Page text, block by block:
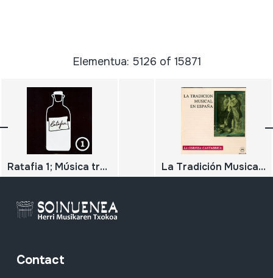
Elementua: 5126 of 15871
Ratafia 1; Música tradicional basca i catalana per cercavilla, ball o concert. La Tradición Musical en España; La cornisa cantábrica
Contact